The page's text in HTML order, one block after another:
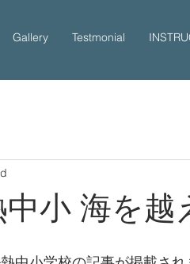
Gallery Testmonial
小 海を越